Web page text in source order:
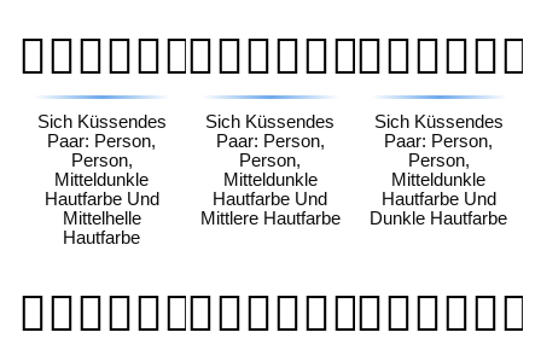
🧑🏾‍❤️‍💋‍🧑🏼
Sich Küssendes
Paar: Person,
Person,
Mitteldunkle
Hautfarbe Und
Mittelhelle
Hautfarbe
🧑🏾‍❤️‍💋‍🧑🏽
Sich Küssendes
Paar: Person,
Person,
Mitteldunkle
Hautfarbe Und
Mittlere Hautfarbe
🧑🏾‍❤️‍💋‍🧑🏿
Sich Küssendes
Paar: Person,
Person,
Mitteldunkle
Hautfarbe Und
Dunkle Hautfarbe
🧑🏿‍❤️‍💋‍🧑🏻🧑🏿‍❤️‍💋‍🧑🏼🧑🏿‍❤️‍💋‍🧑🏽